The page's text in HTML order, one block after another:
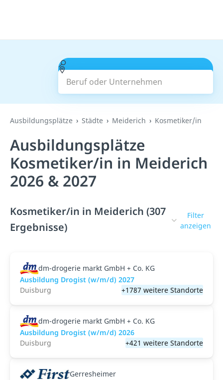
Beruf oder Unternehmen
Suchen
Ausbildungsplätze Städte Meiderich Kosmetiker/in
Ausbildungsplätze
Kosmetiker/in in Meiderich
2026 & 2027
Kosmetiker/in in Meiderich (307
Ergebnisse)
Filter
anzeigen
dm-drogerie markt GmbH + Co. KG
Ausbildung Drogist (w/m/d) 2027
Duisburg
+1787 weitere Standorte
dm-drogerie markt GmbH + Co. KG
Ausbildung Drogist (w/m/d) 2026
Duisburg
+421 weitere Standorte
Gerresheimer